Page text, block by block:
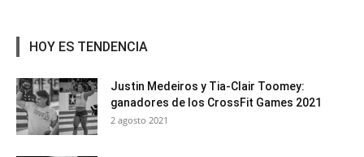
HOY ES TENDENCIA
Justin Medeiros y Tia-Clair Toomey:
ganadores de los CrossFit Games 2021
2 agosto 2021